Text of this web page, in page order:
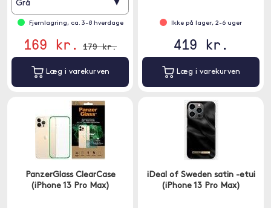
Grå ▾
Fjernlagring, ca. 3-8 hverdage
169 kr. 179 kr.
Læg i varekurven
Ikke på lager, 2-6 uger
419 kr.
Læg i varekurven
PanzerGlass ClearCase
(iPhone 13 Pro Max)
iDeal of Sweden satin -etui
(iPhone 13 Pro Max)